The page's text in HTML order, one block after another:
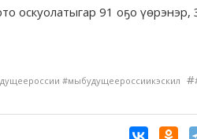
оскуолатыгар 91 оҕо үөрэнэр,
#мыбудущеероссиикэскил #